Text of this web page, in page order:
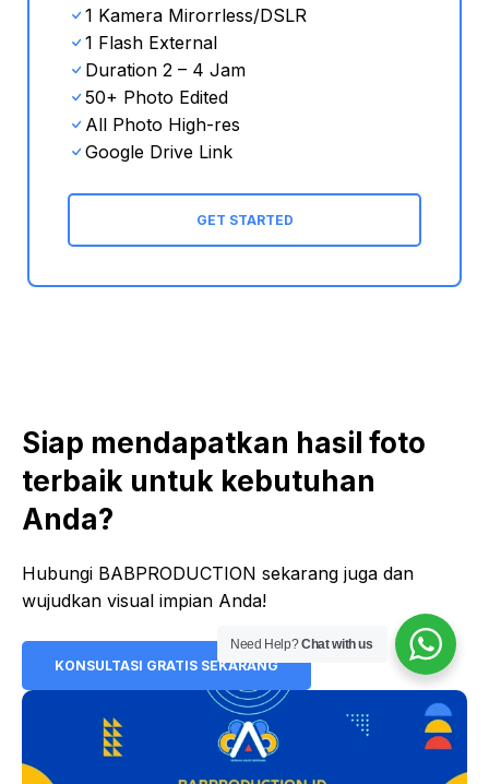
1 Kamera Mirorrless/DSLR
1 Flash External
Duration 2 – 4 Jam
50+ Photo Edited
All Photo High-res
Google Drive Link
GET STARTED
Siap mendapatkan hasil foto
terbaik untuk kebutuhan
Anda?
Hubungi BABPRODUCTION sekarang juga dan
wujudkan visual impian Anda!
KONSULTASI GRATIS SEKARANG
Need Help?Chat with us